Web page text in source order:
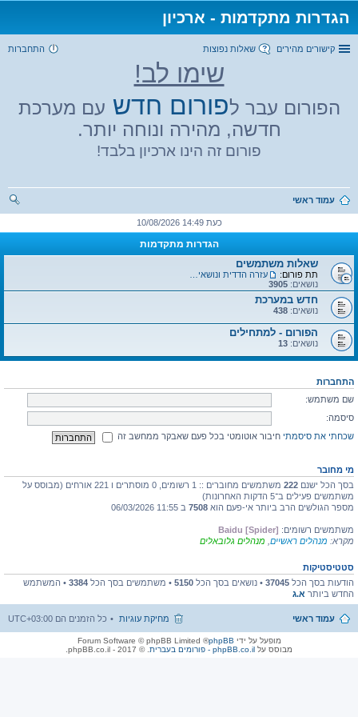
הגדרות מתקדמות - ארכיון
קישורים מהירים שאלות נפוצות התחברות
שימו לב!
הפורום עבר לפורום חדש עם מערכת
חדשה, מהירה ונוחה יותר.
פורום זה הינו ארכיון בלבד!
עמוד ראשי
כעת 14:49 10/08/2026
הגדרות מתקדמות
שאלות משתמשים
תת פורום:
נושאים: 3905
חדש במערכת
נושאים: 438
הפורום - למתחילים
נושאים: 13
התחברות
שם משתמש:
סיסמה:
שכחתי את סיסמתי חיבור אוטומטי בכל פעם שאבקר ממחשב זה
מי מחובר
בסך הכל ישנם 222
משתמשים מחוברים :: 1 רשומים, 0 מוסתרים ו 221 אורחים (מבוסס על
משתמשים פעילים ב־5 הדקות האחרונות)
מספר הגולשים הרב ביותר אי-פעם הוא 7508 ב 11:55 06/03/2026
משתמשים רשומים: Baidu [Spider]
מקרא: מנהלים ראשיים מנהלים גלובאלים
סטטיסטיקות
הודעות בסך הכל 37045 • נושאים בסך הכל 5150 • משתמשים בסך הכל 3384 • המשתמש
החדש ביותר א.ג
עמוד ראשי כל הזמנים הם UTC+03:00 מחיקת עוגיות
מופעל על ידי phpBB
® Forum Software © phpBB Limited
מבוסס על phpBB.co.il - פורומים בעברית . © 2017 - phpBB.co.il.